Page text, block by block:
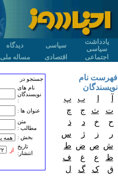
یادداشت
سیاسی
سیاسی دیدگاه
اجتماعی
اقتصادی مساله ملی
جستجو در
نام های
نویسندگان
:
عنوان ها :
متن
مطالب :
بخش :
تاريخ
انتشار:
از
فهرست نام
نویسندگان
ب
پ
ت
ث ج
چ
ح
خ د
ذ
ر
ز ژ
س
ش ص ض ط
ظ
ع غ
ف
ق
ک گ
ل